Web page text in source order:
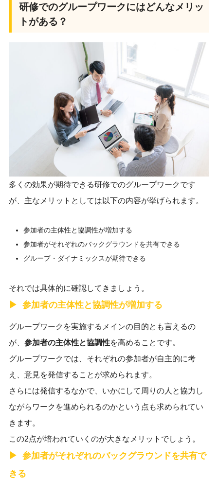
研修でのグループワークにはどんなメリッ
トがある？
多くの効果が期待できる研修でのグループワークです
が、主なメリットとしては以下の内容が挙げられます。
参加者の主体性と協調性が増加する
参加者がそれぞれのバックグラウンドを共有できる
グループ・ダイナミックスが期待できる
それでは具体的に確認してきましょう。
参加者の主体性と協調性が増加する
グループワークを実施するメインの目的とも言えるの
が、 参加者の主体性と協調性を高めることです。
グループワークでは、それぞれの参加者が自主的に考
え、意見を発信することが求められます。
さらには発信するなかで、いかにして周りの人と協力し
ながらワークを進められるのかという点も求められてい
きます。
この2点が培われていくのが大きなメリットでしょう。
参加者がそれぞれのバックグラウンドを共有で
きる